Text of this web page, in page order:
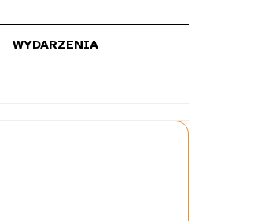
WYDARZENIA